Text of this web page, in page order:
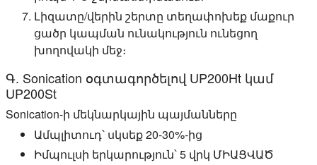
Լիզատը/վերին շերտը տեղափոխեք մաքուր
ցածր կապման ունակություն ունեցող
խողովակի մեջ։
Գ. Sonication օգտագործելով UP200Ht կամ
UP200St
Sonication-ի մեկնարկային պայմանները
Ամպլիտուդ՝ սկսեք 20-30%-ից
Իմպուլսի երկարություն՝ 5 վրկ ՄԻԱՑՎԱԾ